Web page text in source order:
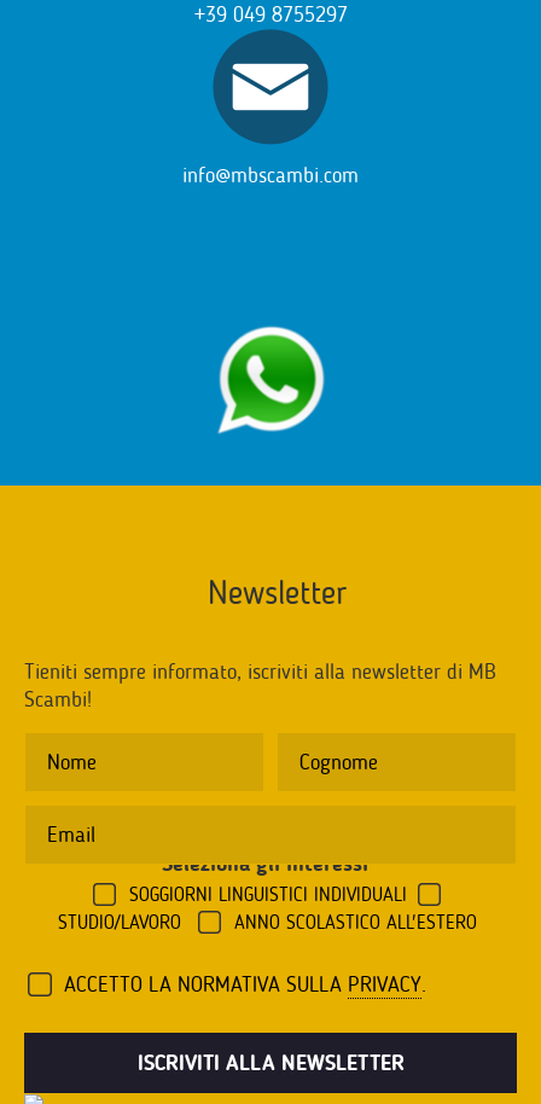
+39 049 8755297
info@mbscambi.com
Newsletter
Tieniti sempre informato, iscriviti alla newsletter di MB
Scambi!
Seleziona gli interessi
SOGGIORNI LINGUISTICI INDIVIDUALI
STUDIO/LAVORO
ANNO SCOLASTICO ALL'ESTERO
ACCETTO LA NORMATIVA SULLA PRIVACY.